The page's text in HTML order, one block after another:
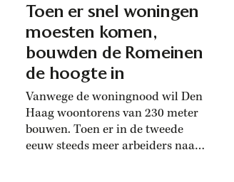
Toen er snel woningen
moesten komen,
bouwden de Romeinen
de hoogte in
Vanwege de woningnood wil Den
Haag woontorens van 230 meter
bouwen. Toen er in de tweede
eeuw steeds meer arbeiders naar